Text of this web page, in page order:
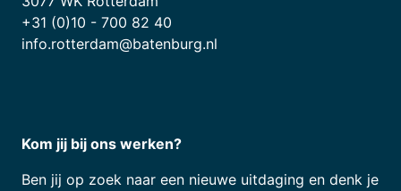
+31 (0)10 - 700 82 40
info.rotterdam@batenburg.nl
Kom jij bij ons werken?
Ben jij op zoek naar een nieuwe uitdaging en denk je